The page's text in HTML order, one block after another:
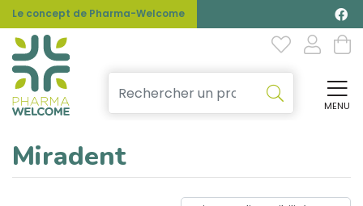
Le concept de Pharma-Welcome
MENU
Miradent